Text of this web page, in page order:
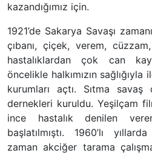
kazandığımız için.
1921’de Sakarya Savaşı
çıbanı, çiçek, verem,
hastalıklardan çok can
öncelikle halkımızın
kurumları açtı. Sıtma
dernekleri kuruldu. Yeşilçam
ince hastalık denilen
başlatılmıştı. 1960’lı
zaman akciğer tarama